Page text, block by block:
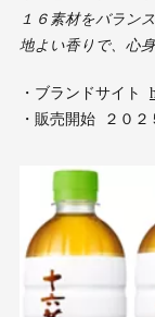
１６素材をバラン
地よい香りで、心
・ブランドサイト
・販売開始 ２０２